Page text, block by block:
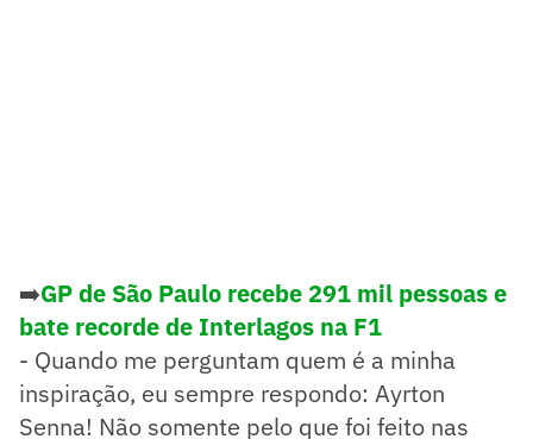
➡️GP de São Paulo recebe 291 mil pessoas e
bate recorde de Interlagos na F1
- Quando me perguntam quem é a minha
inspiração, eu sempre respondo: Ayrton
Senna! Não somente pelo que foi feito nas